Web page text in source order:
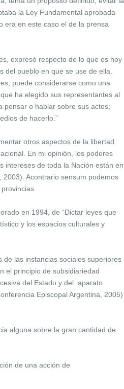
la Ley Fundamental aprobada
era en este caso el de la prensa
expresó respecto de lo que es hoy
pueblo en que se use de ella.
puede considerarse como una
ha elegido sus representantes al
pensar o hablar sobre sus actos;
de hacerlo.”
otros aspectos de la libertad
En mi opinión, los poderes
intereses de toda la Nación están en
Acontrario sensum podemos
en 1994, de “Dictar leyes que
y los espacios culturales y
de las instancias sociales superiores
el principio de subsidiariedad
del Estado y del aparato
Episcopal Argentina, 2005)
alguna sobre la gran cantidad de
de una acción de